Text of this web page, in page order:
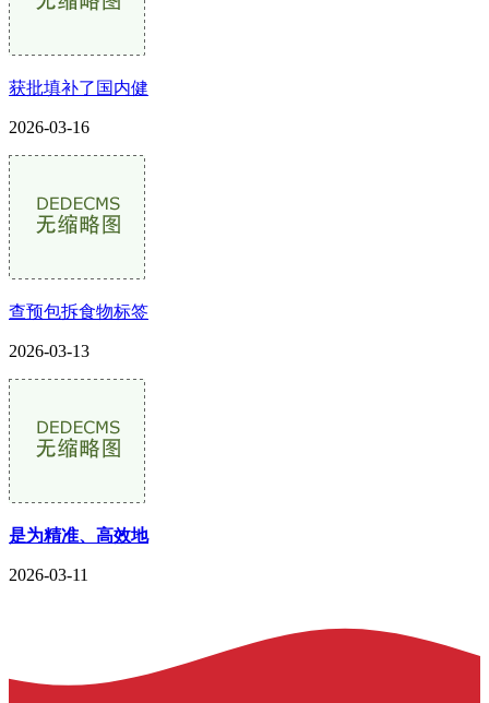
获批填补了国内健
2026-03-16
查预包拆食物标签
2026-03-13
是为精准、高效地
2026-03-11